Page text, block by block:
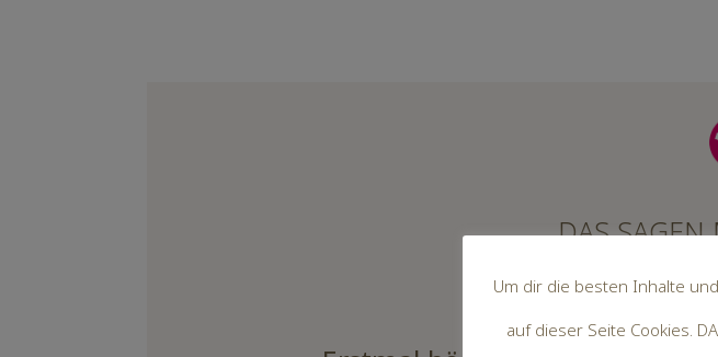
DAS
Um dir die besten Inhalte
auf dieser Seite Cookies.